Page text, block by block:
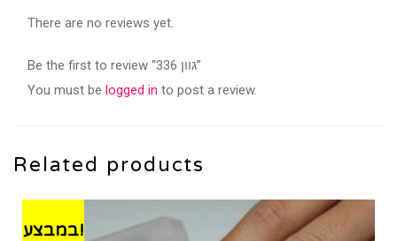
There are no reviews yet.
Be the first to review “גוון 336”
You must be logged in to post a review.
Related products
במבצע!